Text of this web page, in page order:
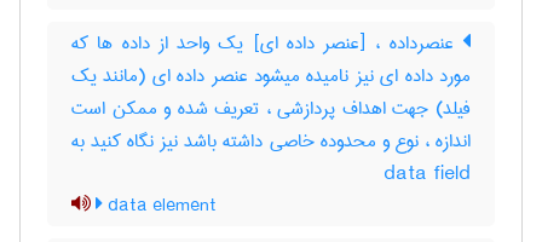
عنصرداده ، [عنصر داده ای] یک واحد از داده ها که
مورد داده ای نیز نامیده میشود عنصر داده ای (مانند یک
فیلد) جهت اهداف پردازشی ، تعریف شده و ممکن است
اندازه ، نوع و محدوده خاصی داشته باشد نیز نگاه کنید به
‎ data field
data element